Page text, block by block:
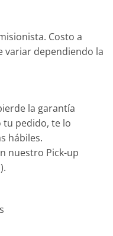
Costo a
variar dependiendo la
la garantía
tu pedido, te lo
hábiles.
nuestro Pick-up